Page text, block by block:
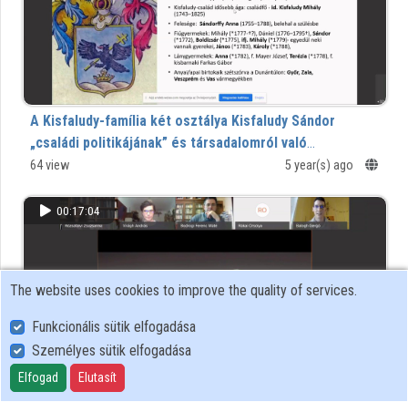
A Kisfaludy-família két osztálya Kisfaludy Sándor
„családi politikájának” és társadalomról való
gondolkodásának tükrében
64 view 5 year(s) ago
00:17:04
The website uses cookies to improve the quality of services.
Funkcionális sütik elfogadása
Személyes sütik elfogadása
Elfogad Elutasít